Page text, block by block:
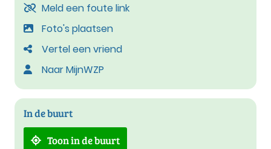
Meld een foute link
Foto's plaatsen
Vertel een vriend
Naar MijnWZP
In de buurt
Toon in de buurt